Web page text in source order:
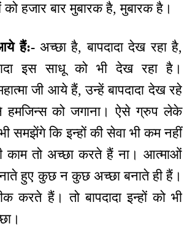
को हजार बार मुबारक है, मुबारक है।
हैं:-अच्छा है, बापदादा देख रहा है,
इस साधू को भी देख रहा है।
जी आये हैं, उन्हें बापदादा देख रहे
हमजिन्स को जगाना। ऐसे ग्रुप लेके
समझेंगे कि इन्हों की सेवा भी कम नहीं
काम तो अच्छा करते हैं ना। आत्माओं
हुए कुछ न कुछ अच्छा बनाते ही हैं।
करते हैं। तो बापदादा इन्हों को भी